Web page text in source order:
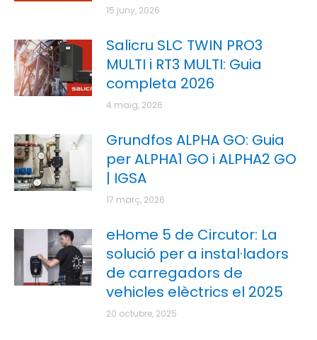
15 juny, 2026
Salicru SLC TWIN PRO3
MULTI i RT3 MULTI: Guia
completa 2026
4 maig, 2026
Grundfos ALPHA GO: Guia
per ALPHA1 GO i ALPHA2 GO
| IGSA
17 març, 2026
eHome 5 de Circutor: La
solució per a instal·ladors
de carregadors de
vehicles elèctrics el 2025
20 octubre, 2025